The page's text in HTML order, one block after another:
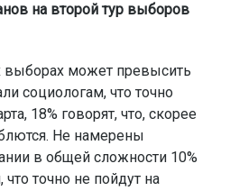
на второй тур выборов
выборах может превысить
социологам, что точно
18% говорят, что, скорее
Не намерены
в общей сложности 10%
точно не пойдут на